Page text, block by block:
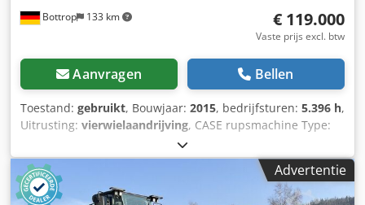
Bottrop 133 km € 119.000
Vaste prijs excl. btw
Aanvragen Bellen
Toestand: gebruikt, Bouwjaar: 2015, bedrijfsturen: 5.396 h,
Uitrusting: vierwielaandrijving, CASE rupsmachine Type:
1650M Leeggewicht: 19.200 kg Vermogen: 122 kW
Bedrijfsuren: 5.396 Uitrusting: - Stoelverwarming -
Airconditioning - Radio - Achterop ripper met 3 tanden -
Voorste cabinebeschermingen en roosters Codpfxezhyrmj
Advertentie